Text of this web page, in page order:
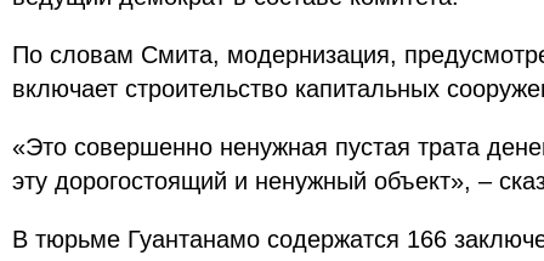
По словам Смита, модернизация,
включает строительство капитальных
«Это совершенно ненужная пустая трата
эту дорогостоящий и ненужный объект», –
В тюрьме Гуантанамо содержатся 166